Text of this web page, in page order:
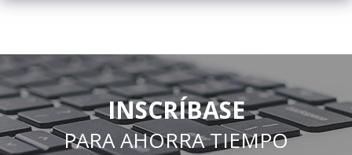
INSCRÍBASE
PARA AHORRA TIEMPO